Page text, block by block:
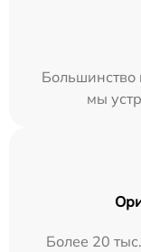
Большинство
мы
Более 20